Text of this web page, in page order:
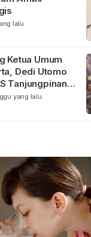
lalu
Ketua Umum
Dedi Utomo
Tanjungpinang-
yang lalu